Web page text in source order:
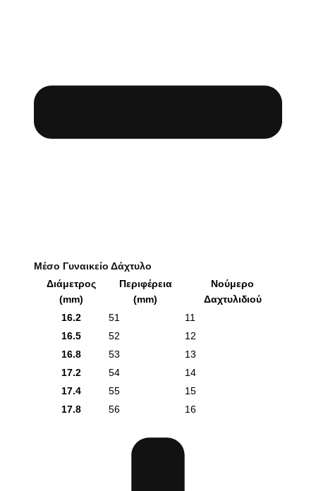
Μέσο Γυναικείο Δάχτυλο
Διάμετρος
(mm)
Περιφέρεια
(mm)
Νούμερο
Δαχτυλιδιού
16.2
51
11
16.5
52
12
16.8
53
13
17.2
54
14
17.4
55
15
17.8
56 16